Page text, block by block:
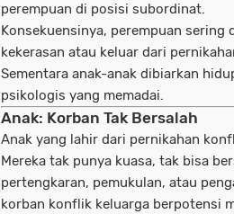
perempuan di posisi subordinat.
Konsekuensinya, perempuan sering
kekerasan atau keluar dari
Sementara anak-anak dibiarkan
psikologis yang memadai.
Anak: Korban Tak Bersalah
Anak yang lahir dari pernikahan
Mereka tak punya kuasa, tak bisa
pertengkaran, pemukulan, atau
korban konflik keluarga berpotensi